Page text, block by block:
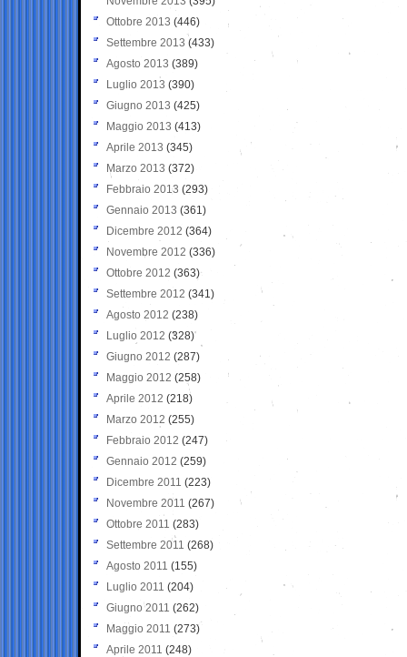
Ottobre 2013 (446)
Settembre 2013 (433)
Agosto 2013 (389)
Luglio 2013 (390)
Giugno 2013 (425)
Maggio 2013 (413)
Aprile 2013 (345)
Marzo 2013 (372)
Febbraio 2013 (293)
Gennaio 2013 (361)
Dicembre 2012 (364)
Novembre 2012 (336)
Ottobre 2012 (363)
Settembre 2012 (341)
Agosto 2012 (238)
Luglio 2012 (328)
Giugno 2012 (287)
Maggio 2012 (258)
Aprile 2012 (218)
Marzo 2012 (255)
Febbraio 2012 (247)
Gennaio 2012 (259)
Dicembre 2011 (223)
Novembre 2011 (267)
Ottobre 2011 (283)
Settembre 2011 (268)
Agosto 2011 (155)
Luglio 2011 (204)
Giugno 2011 (262)
Maggio 2011 (273)
Aprile 2011 (248)